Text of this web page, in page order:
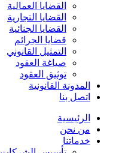
القضايا العمالية
القضايا التجارية
القضايا الجنائية
قضايا الجرائم
التمثيل القانوني
صياغة العقود
توثيق العقود
المدونة القانونية
اتصل بنا
الرئيسية
من نحن
خدماتنا